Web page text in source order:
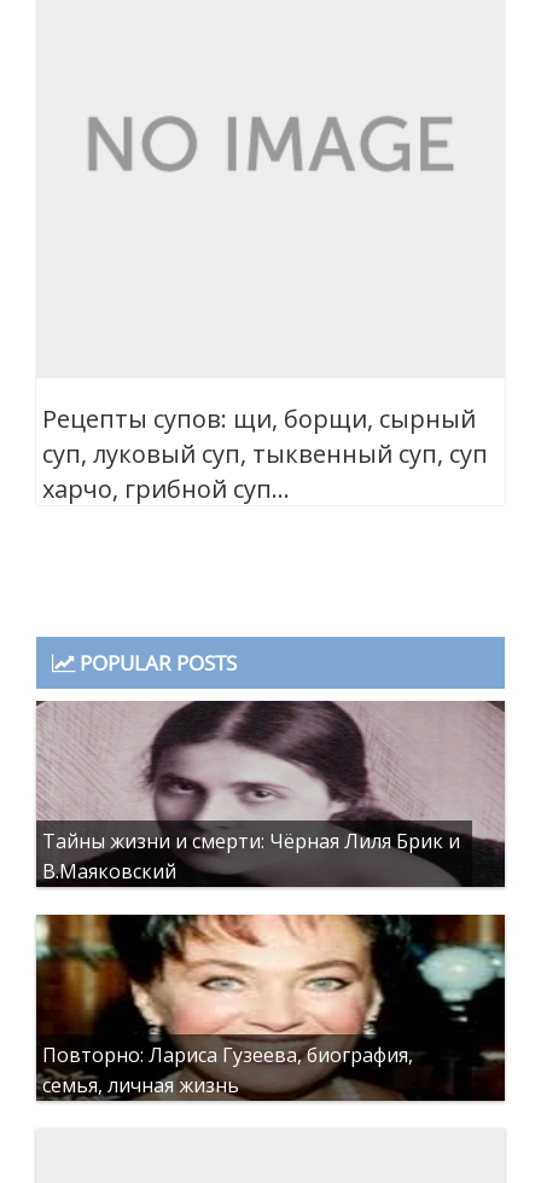
Рецепты супов: щи, борщи, сырный
суп, луковый суп, тыквенный суп, суп
харчо, грибной суп…
POPULAR POSTS
Тайны жизни и смерти: Чёрная Лиля Брик и
В.Маяковский
Повторно: Лариса Гузеева, биография,
семья, личная жизнь